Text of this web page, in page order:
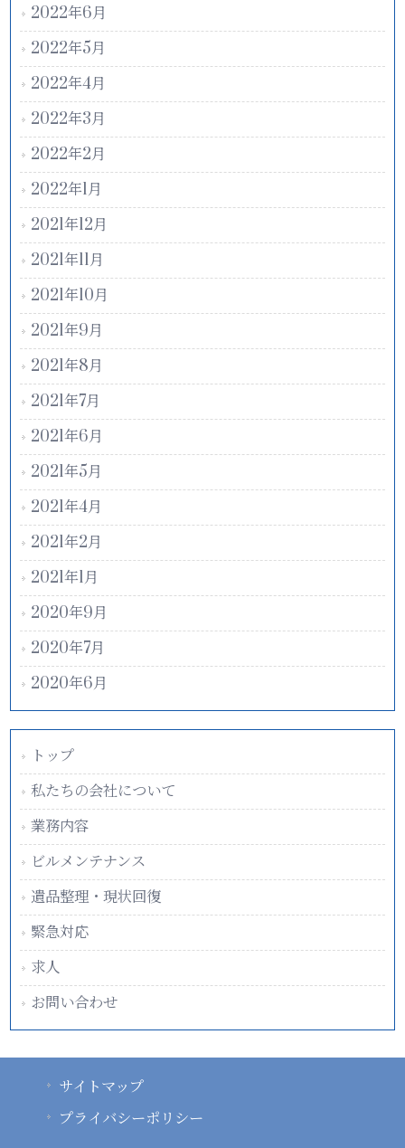
2022年6月
2022年5月
2022年4月
2022年3月
2022年2月
2022年1月
2021年12月
2021年11月
2021年10月
2021年9月
2021年8月
2021年7月
2021年6月
2021年5月
2021年4月
2021年2月
2021年1月
2020年9月
2020年7月
2020年6月
トップ
私たちの会社について
業務内容
ビルメンテナンス
遺品整理・現状回復
緊急対応
求人
お問い合わせ
サイトマップ
プライバシーポリシー